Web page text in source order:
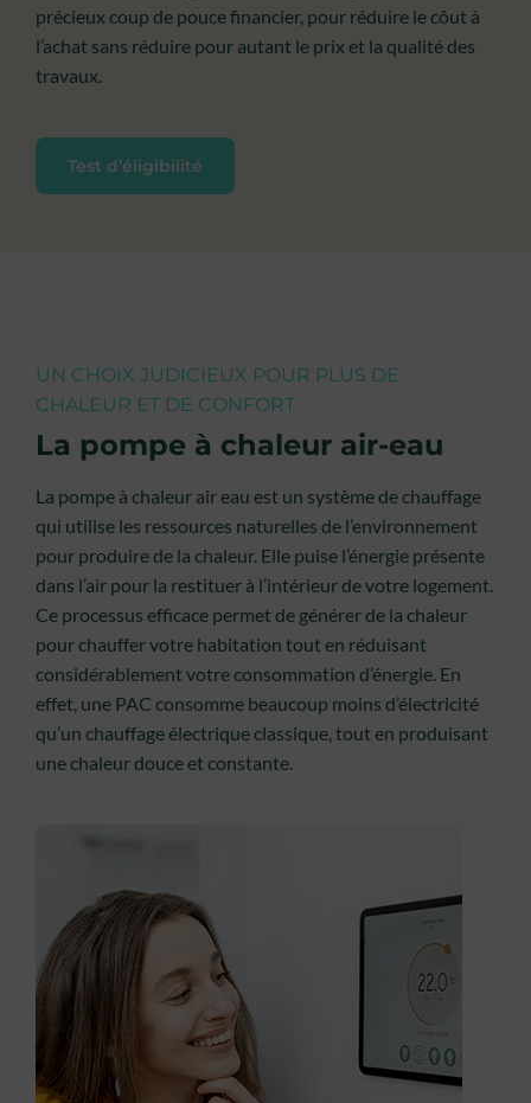
précieux coup de pouce financier, pour réduire le côut à
l’achat sans réduire pour autant le prix et la qualité des
travaux.
Test d’éligibilité
UN CHOIX JUDICIEUX POUR PLUS DE
CHALEUR ET DE CONFORT
La pompe à chaleur air-eau
La pompe à chaleur air eau est un système de chauffage
qui utilise les ressources naturelles de l’environnement
pour produire de la chaleur. Elle puise l’énergie présente
dans l’air pour la restituer à l’intérieur de votre logement.
Ce processus efficace permet de générer de la chaleur
pour chauffer votre habitation tout en réduisant
considérablement votre consommation d’énergie. En
effet, une PAC consomme beaucoup moins d’électricité
qu’un chauffage électrique classique, tout en produisant
une chaleur douce et constante.